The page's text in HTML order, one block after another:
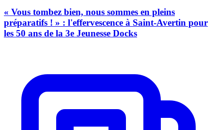
« Vous tombez bien, nous sommes en pleins
préparatifs ! » : l'effervescence à Saint-Avertin pour
les 50 ans de la 3e Jeunesse Docks